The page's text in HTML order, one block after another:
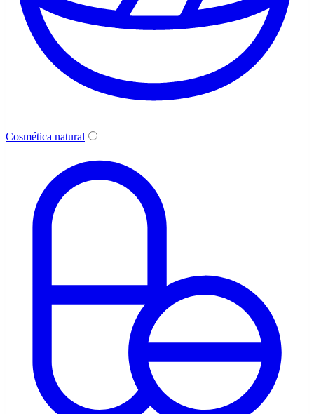
Cosmética natural